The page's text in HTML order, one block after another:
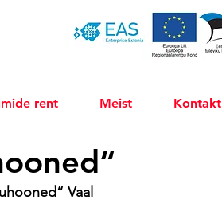
rent Meist Kontakt
Vaal